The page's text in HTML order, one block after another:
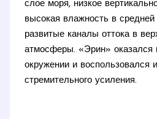
слое моря, низкое
высокая влажность в
развитые каналы оттока в
атмосферы. «Эрин» оказался
окружении и воспользовался
стремительного усиления.